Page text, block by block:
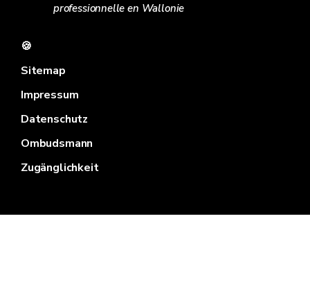
professionnelle en Wallonie
🍪
Sitemap
Impressum
Datenschutz
Ombudsmann
Zugänglichkeit